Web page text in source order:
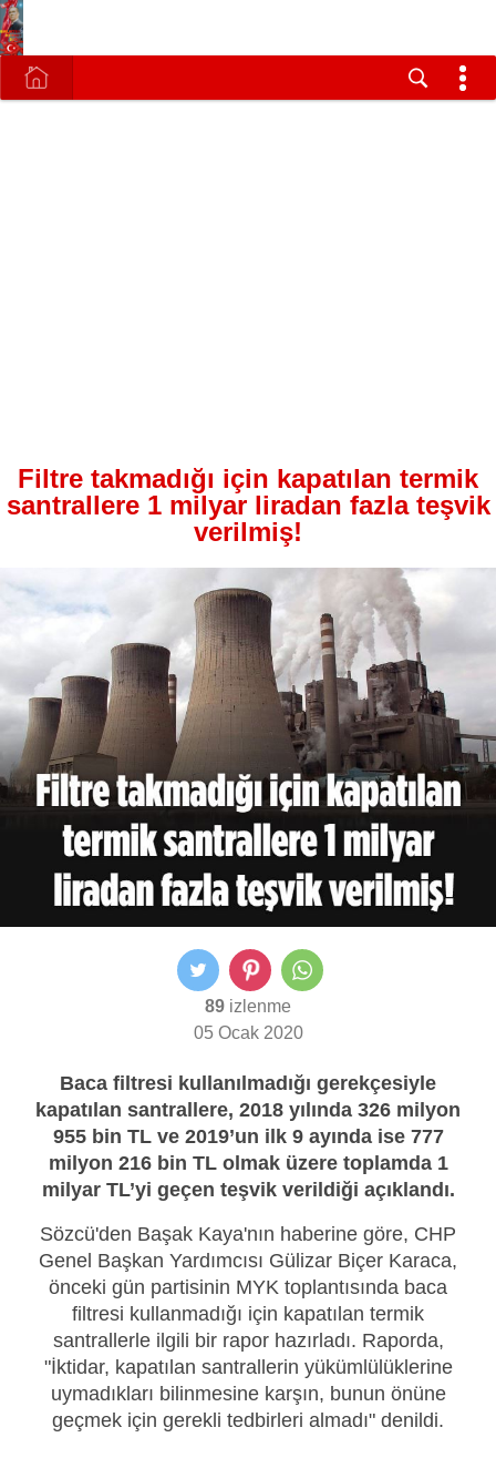
Filtre takmadığı için kapatılan termik
santrallere 1 milyar liradan fazla teşvik
verilmiş!
89 izlenme
05 Ocak 2020
Baca filtresi kullanılmadığı gerekçesiyle
kapatılan santrallere, 2018 yılında 326 milyon
955 bin TL ve 2019’un ilk 9 ayında ise 777
milyon 216 bin TL olmak üzere toplamda 1
milyar TL’yi geçen teşvik verildiği açıklandı.
Sözcü'den Başak Kaya'nın haberine göre, CHP
Genel Başkan Yardımcısı Gülizar Biçer Karaca,
önceki gün partisinin MYK toplantısında baca
filtresi kullanmadığı için kapatılan termik
santrallerle ilgili bir rapor hazırladı. Raporda,
"İktidar, kapatılan santrallerin yükümlülüklerine
uymadıkları bilinmesine karşın, bunun önüne
geçmek için gerekli tedbirleri almadı" denildi.